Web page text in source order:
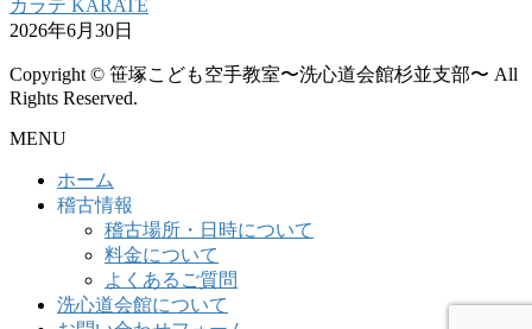
カラテ KARATE
2026年6月30日
Copyright © 笹塚こども空手教室〜洗心道会館杉並支部〜 All
Rights Reserved.
MENU
ホーム
稽古情報
稽古場所・日時について
料金について
よくあるご質問
洗心道会館について